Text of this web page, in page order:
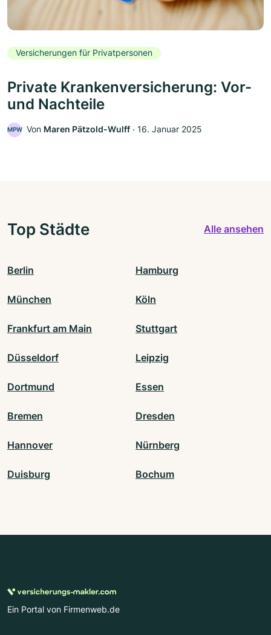
Versicherungen für Privatpersonen
Private Krankenversicherung: Vor-
und Nachteile
MPW Von Maren Pätzold-Wulff ‧ 16. Januar 2025
Top Städte Alle ansehen
Berlin Hamburg
München Köln
Frankfurt am Main Stuttgart
Düsseldorf Leipzig
Dortmund Essen
Bremen Dresden
Hannover Nürnberg
Duisburg Bochum
Ein Portal von Firmenweb.de